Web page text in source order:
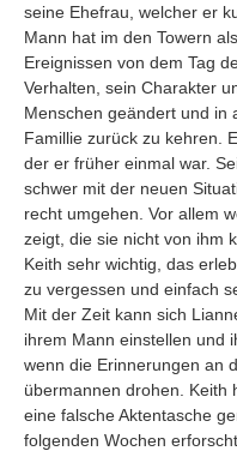
Navigation
News
Suchen
Kontaktieren
Umfragen
Letzte Beiträge
Aktive Forenbeiträge
Dies ist das Forum um neue
Regeln (Bitte vor dem posten lesen)
Regeln (Bitte vor dem posten
seine Ehefrau, welcher er
Mann hat im den Towern
Ereignissen von dem Tag
Verhalten, sein Charakter
Menschen geändert und in
Famillie zurück zu kehren.
der er früher einmal war.
schwer mit der neuen
recht umgehen. Vor allem
zeigt, die sie nicht von ihm
Keith sehr wichtig, das
zu vergessen und einfach
Mit der Zeit kann sich
ihrem Mann einstellen und
wenn die Erinnerungen an
übermannen drohen. Keith
eine falsche Aktentasche
folgenden Wochen